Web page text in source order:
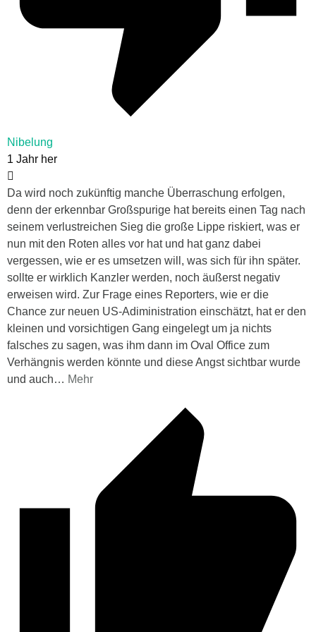
Nibelung
1 Jahr her
Da wird noch zukünftig manche Überraschung erfolgen,
denn der erkennbar Großspurige hat bereits einen Tag nach
seinem verlustreichen Sieg die große Lippe riskiert, was er
nun mit den Roten alles vor hat und hat ganz dabei
vergessen, wie er es umsetzen will, was sich für ihn später.
sollte er wirklich Kanzler werden, noch äußerst negativ
erweisen wird. Zur Frage eines Reporters, wie er die
Chance zur neuen US-Adiministration einschätzt, hat er den
kleinen und vorsichtigen Gang eingelegt um ja nichts
falsches zu sagen, was ihm dann im Oval Office zum
Verhängnis werden könnte und diese Angst sichtbar wurde
und auch… Mehr